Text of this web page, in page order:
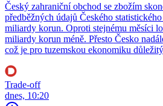
Český zahraniční obchod se zbožím
předběžných údajů Českého
miliardy korun. Oproti stejnému měsíci
miliardy korun méně. Přesto Česko
což je pro tuzemskou ekonomiku
Trade-off
dnes, 10:20